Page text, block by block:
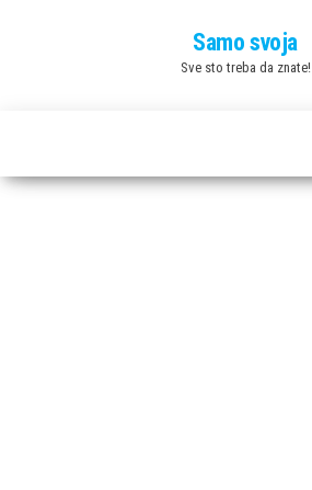
Samo svoja
Sve sto treba da znate!